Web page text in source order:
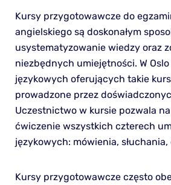
Kursy przygotowawcze do
angielskiego są doskonałym
usystematyzowanie wiedzy oraz
niezbędnych umiejętności. W
językowych oferujących takie
prowadzone przez
Uczestnictwo w kursie pozwala
ćwiczenie wszystkich czterech
językowych: mówienia,
Kursy przygotowawcze często